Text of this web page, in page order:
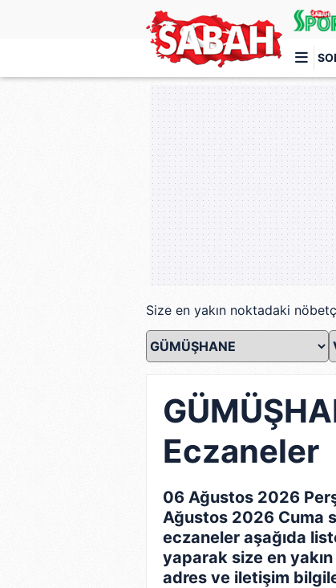
Türkiye'nin en iyi haber sitesi
Size en yakın noktadaki
Eczaneler
06 Ağustos 2026
Ağustos 2026 Cuma
eczaneler aşağıda
yaparak size en
adres ve iletişim